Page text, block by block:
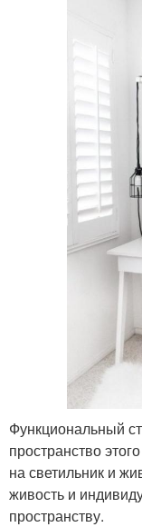
Функциональный
пространство
на светильник и
живость и
пространству.